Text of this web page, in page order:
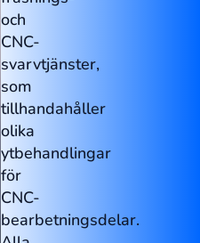
och
CNC-
svarvtjänster,
som
tillhandahåller
olika
ytbehandlingar
för
CNC-
bearbetningsdelar.